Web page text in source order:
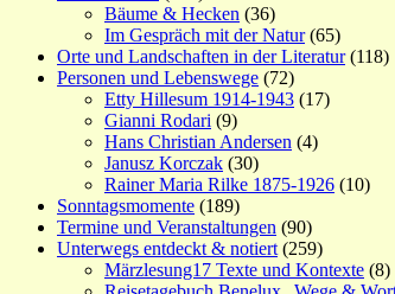
Bäume & Hecken (36)
Im Gespräch mit der Natur(65)
Orte und Landschaften in der Literatur(118)
Personen und Lebenswege (72)
Etty Hillesum 1914-1943 (17)
Gianni Rodari (9)
Hans Christian Andersen (4)
Janusz Korczak (30)
Rainer Maria Rilke 1875-1926 (10)
Sonntagsmomente (189)
Termine und Veranstaltungen (90)
Unterwegs entdeckt & notiert (259)
Märzlesung17 Texte und Kontexte (8)